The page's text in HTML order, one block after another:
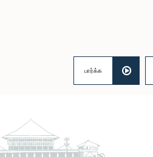
பார்க்க